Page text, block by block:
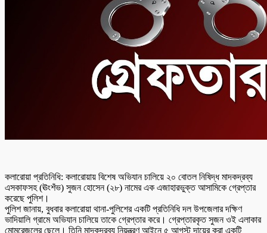
কলারোয়া প্রতিনিধি: কলারোয়ায় বিশেষ অভিযান চালিয়ে ২০ বোতল নিষিদ্ধ মাদকদ্রব্য
এসকাফসহ (ঊংশঁভ) সুজন হোসেন (২৮) নামের এক এজাহারভুক্ত আসামিকে গ্রেপ্তার
করেছে পুলিশ।
পুলিশ জানায়, বুধবার কলারোয়া থানা-পুলিশের একটি প্রতিনিধি দল উপজেলার দক্ষিণ
ভাদিয়ালি গ্রামে অভিযান চালিয়ে তাকে গ্রেপ্তার করে। গ্রেপ্তারকৃত সুজন ওই এলাকার
মোমরেজুলের ছেলে। তিনি মাদকদ্রব্য নিয়ন্ত্রণ আইনে ৫ আগস্ট দায়ের করা একটি